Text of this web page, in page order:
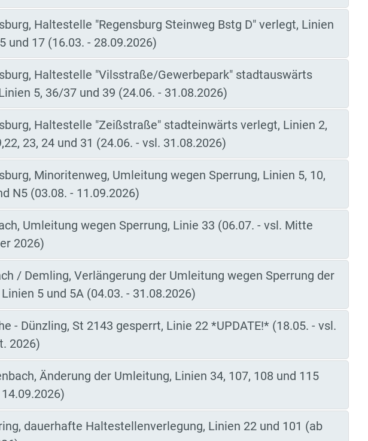
Haltestelle "Regensburg Steinweg Bstg D" verlegt, Linien
und 17 (16.03. - 28.09.2026)
Haltestelle "Vilsstraße/Gewerbepark" stadtauswärts
5, 36/37 und 39 (24.06. - 31.08.2026)
Haltestelle "Zeißstraße" stadteinwärts verlegt, Linien 2,
23, 24 und 31 (24.06. - vsl. 31.08.2026)
Minoritenweg, Umleitung wegen Sperrung, Linien 5, 10,
N5 (03.08. - 11.09.2026)
Umleitung wegen Sperrung, Linie 33 (06.07. - vsl. Mitte
2026)
/ Demling, Verlängerung der Umleitung wegen Sperrung der
5 und 5A (04.03. - 31.08.2026)
- Dünzling, St 2143 gesperrt, Linie 22 *UPDATE!* (18.05. - vsl.
2026)
Änderung der Umleitung, Linien 34, 107, 108 und 115
dauerhafte Haltestellenverlegung, Linien 22 und 101 (ab